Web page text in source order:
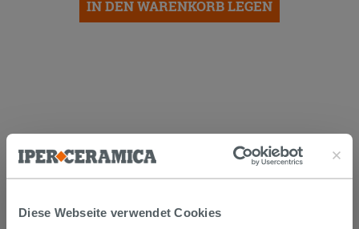
Diese Webseite verwendet Cookies
IN DEN WARENKORB LEGEN
KUNDEN, DIE DIESEN ARTIKEL
GEKAUFT HABEN, KAUFTEN
AUCH...